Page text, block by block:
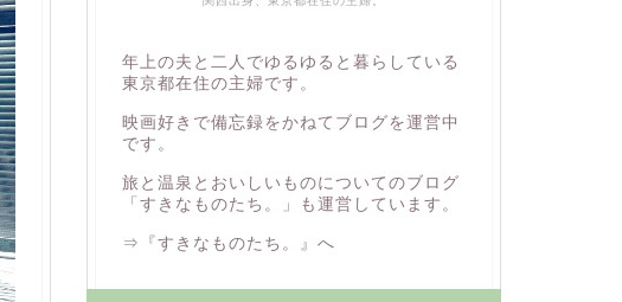
年上の夫と二人でゆるゆると暮らしている
東京都在住の主婦です。
映画好きで備忘録をかねてブログを運営中
です。
旅と温泉とおいしいものについてのブログ
「 すきなものたち。 」も運営しています。
⇒ 『すきなものたち。』へ